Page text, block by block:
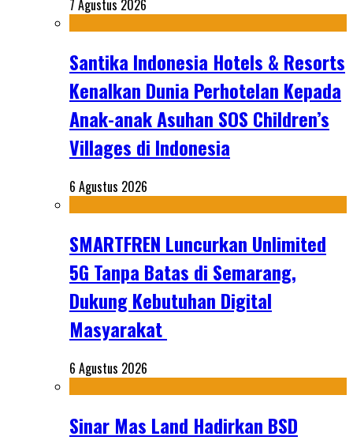
7 Agustus 2026
Santika Indonesia Hotels & Resorts
Kenalkan Dunia Perhotelan Kepada
Anak-anak Asuhan SOS Children’s
Villages di Indonesia
6 Agustus 2026
SMARTFREN Luncurkan Unlimited
5G Tanpa Batas di Semarang,
Dukung Kebutuhan Digital
Masyarakat
6 Agustus 2026
Sinar Mas Land Hadirkan BSD